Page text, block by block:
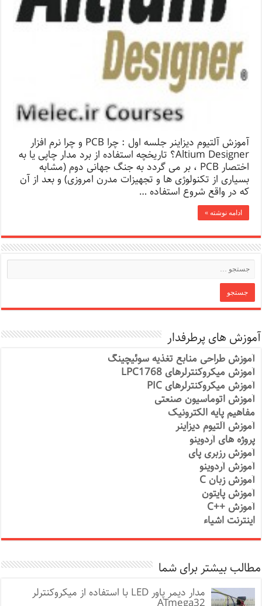
آموزش آلتیوم دیزاینر جلسه اول : چرا PCB و چرا نرم افزار
Altium Designer؟ تاریخچه استفاده از برد مدار چاپی یا به
اختصار PCB ، بر می گردد به جنگ جهانی دوم (مشابه
بسیاری از تکنولوژی ها و تجهیزات مدرن امروزی) و بعد از آن
که در واقع شروع استفاده …
ادامه نوشته »
آموزش های پرطرفدار
آموزش طراحی منابع تغذیه سوئیچینگ
آموزش میکروکنترلرهای LPC1768
آموزش میکروکنترلرهای PIC
آموزش اتوماسیون صنعتی
مفاهیم پایه الکترونیک
آموزش آلتیوم دیزاینر
پروژه های آردوینو
آموزش رزبری پای
آموزش آردوینو
آموزش زبان C
آموزش پایتون
آموزش ++C
اینترنت اشیاء
مطالب بیشتر برای شما
مدار دیمر پاور LED با استفاده از میکروکنترلر